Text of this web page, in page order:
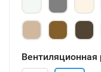
Вентиляционная